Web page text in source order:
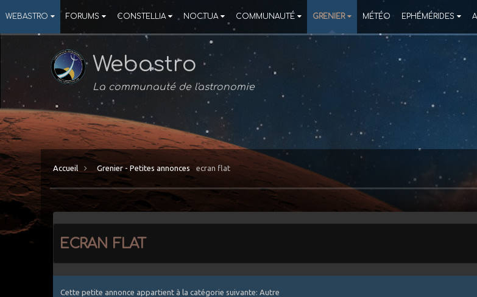
WEBASTRO FORUMS CONSTELLIA NOCTUA COMMUNAUTÉ GRENIER MÉTÉO EPHÉMÉRIDES
Webastro
La communauté de l'astronomie
Accueil Grenier - Petites annonces ecran flat
ecran flat
Cette petite annonce appartient à la catégorie suivante: Autre